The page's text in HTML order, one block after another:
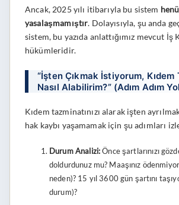
Ancak, 2025 yılı itibarıyla bu sistem
yasalaşmamıştır. Dolayısıyla, şu anda
sistem, bu yazıda anlattığımız mevcut İş
hükümleridir.
“İşten Çıkmak İstiyorum, Kıdem
Nasıl Alabilirim?” (Adım Adım
Kıdem tazminatınızı alarak işten
hak kaybı yaşamamak için şu adımları
Durum Analizi:Önce şartlarınızı
doldurdunuz mu? Maaşınız
neden)? 15 yıl 3600 gün şartını
durum)?